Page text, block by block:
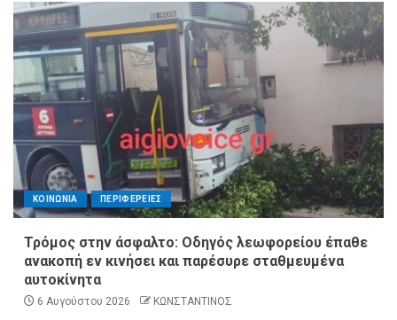
ΚΟΙΝΩΝΙΑ ΠΕΡΙΦΕΡΕΙΕΣ
Τρόμος στην άσφαλτο: Οδηγός λεωφορείου έπαθε
ανακοπή εν κινήσει και παρέσυρε σταθμευμένα
αυτοκίνητα
6 Αυγούστου 2026 ΚΩΝΣΤΑΝΤΙΝΟΣ